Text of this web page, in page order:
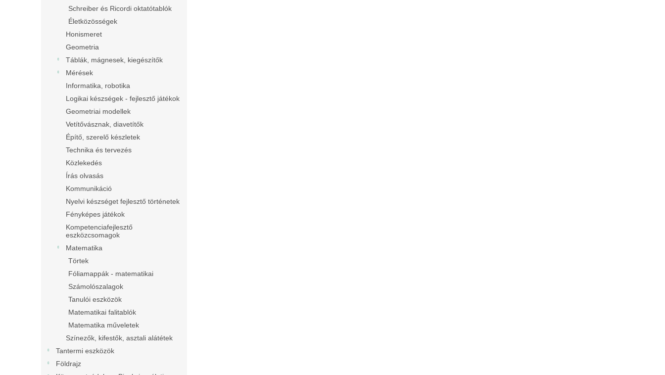
Schreiber és Ricordi oktatótablók
Életközösségek
Honismeret
Geometria
Táblák, mágnesek, kiegészítők
Mérések
Informatika, robotika
Logikai készségek - fejlesztő játékok
Geometriai modellek
Vetítővásznak, diavetítők
Építő, szerelő készletek
Technika és tervezés
Közlekedés
Írás olvasás
Kommunikáció
Nyelvi készséget fejlesztő történetek
Fényképes játékok
Kompetenciafejlesztő
eszközcsomagok
Matematika
Törtek
Fóliamappák - matematikai
Számolószalagok
Tanulói eszközök
Matematikai falitablók
Matematika műveletek
Színezők, kifestők, asztali alátétek
Tantermi eszközök
Földrajz